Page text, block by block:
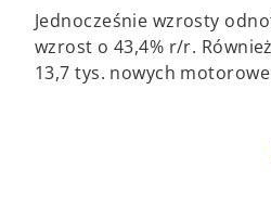
Jednocześnie wzrosty
wzrost o 43,4% r/r.
13,7 tys. nowych